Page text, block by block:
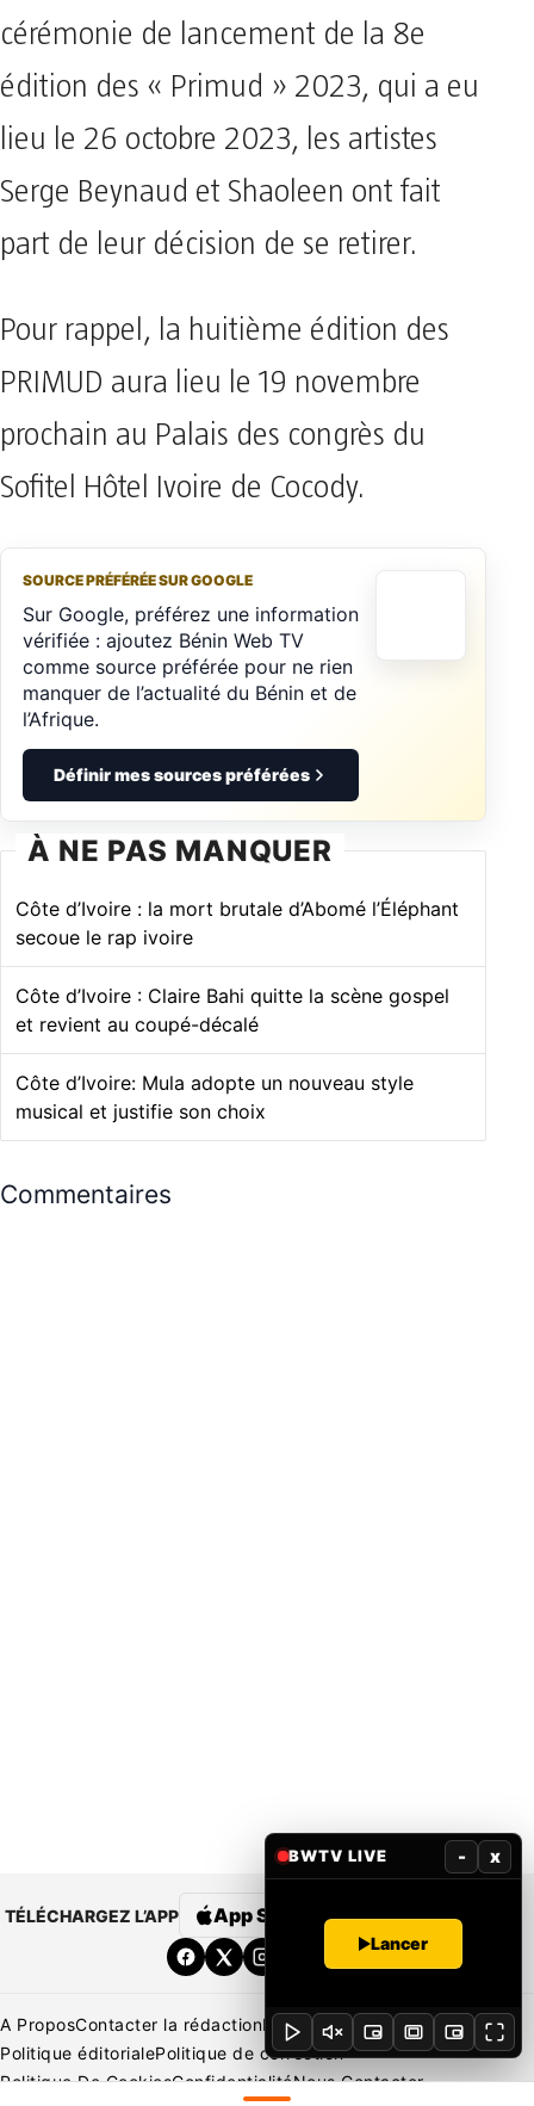
cérémonie de lancement de la 8e
édition des « Primud » 2023, qui a eu
lieu le 26 octobre 2023, les artistes
Serge Beynaud et Shaoleen ont fait
part de leur décision de se retirer.
Pour rappel, la huitième édition des
PRIMUD aura lieu le 19 novembre
prochain au Palais des congrès du
Sofitel Hôtel Ivoire de Cocody.
SOURCE PRÉFÉRÉE SUR GOOGLE
Sur Google, préférez une information
vérifiée : ajoutez Bénin Web TV
comme source préférée pour ne rien
manquer de l’actualité du Bénin et de
l’Afrique.
Définir mes sources préférées
À NE PAS MANQUER
Côte d’Ivoire : la mort brutale d’Abomé l’Éléphant
secoue le rap ivoire
Côte d’Ivoire : Claire Bahi quitte la scène gospel
et revient au coupé-décalé
Côte d’Ivoire: Mula adopte un nouveau style
musical et justifie son choix
Commentaires
TÉLÉCHARGEZ L’APP App Store Google Play
A ProposContacter la rédactionRédaction Mentions légales
Politique éditorialePolitique de correction
Politique De CookiesConfidentialitéNous Contacter
BWTV LIVE - x
Lancer